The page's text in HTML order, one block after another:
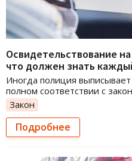
Освидетельствование
что должен знать
Иногда полиция
полном соответствии с
Закон
Подробнее